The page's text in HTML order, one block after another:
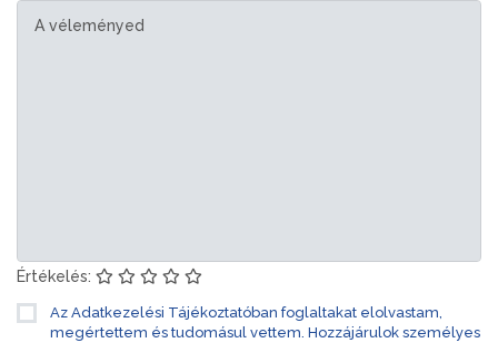
Értékelés:
Az Adatkezelési Tájékoztatóban foglaltakat elolvastam,
megértettem és tudomásul vettem. Hozzájárulok személyes